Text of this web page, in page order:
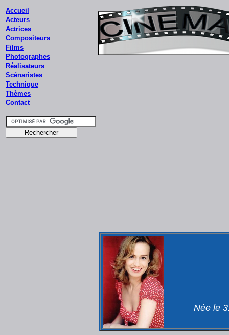
Accueil
Acteurs
Actrices
Compositeurs
Films
Photographes
Réalisateurs
Scénaristes
Technique
Thèmes
Contact
Née le